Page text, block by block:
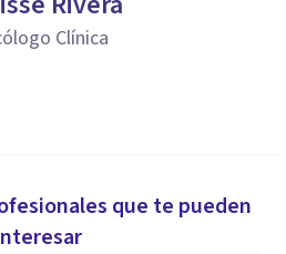
Clínica
que te pueden